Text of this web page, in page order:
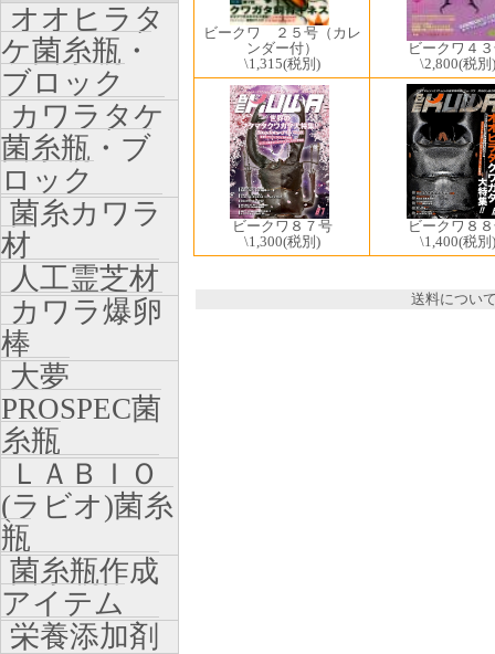
ビークワ ２５号（カレ
ンダー付）
\1,315(税別)
ビークワ４
\2,800(税別)
ビークワ８７号
\1,300(税別)
ビークワ８
\1,400(税別)
送料につい
オオヒラタ
ケ菌糸瓶・
ブロック
カワラタケ
菌糸瓶・ブ
ロック
菌糸カワラ
材
人工霊芝材
カワラ爆卵
棒
大夢
PROSPEC菌
糸瓶
ＬＡＢＩＯ
(ラビオ)菌糸
瓶
菌糸瓶作成
アイテム
栄養添加剤